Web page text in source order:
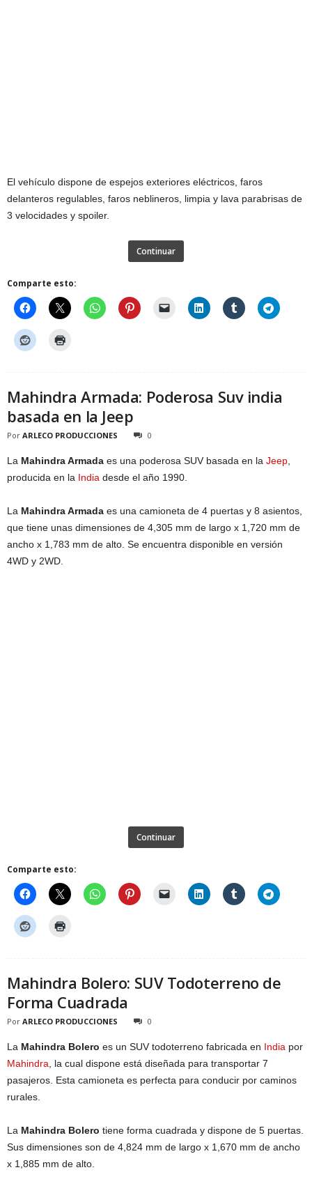
El vehículo dispone de espejos exteriores eléctricos, faros
delanteros regulables, faros neblineros, limpia y lava parabrisas de
3 velocidades y spoiler.
Continuar
Comparte esto:
Mahindra Armada: Poderosa Suv india
basada en la Jeep
Por ARLECO PRODUCCIONES 0
La Mahindra Armada es una poderosa SUV basada en la Jeep,
producida en la India desde el año 1990.
La Mahindra Armada es una camioneta de 4 puertas y 8 asientos,
que tiene unas dimensiones de 4,305 mm de largo x 1,720 mm de
ancho x 1,783 mm de alto. Se encuentra disponible en versión
4WD y 2WD.
Continuar
Comparte esto:
Mahindra Bolero: SUV Todoterreno de
Forma Cuadrada
Por ARLECO PRODUCCIONES 0
La Mahindra Bolero es un SUV todoterreno fabricada en India por
Mahindra, la cual dispone está diseñada para transportar 7
pasajeros. Esta camioneta es perfecta para conducir por caminos
rurales.
La Mahindra Bolero tiene forma cuadrada y dispone de 5 puertas.
Sus dimensiones son de 4,824 mm de largo x 1,670 mm de ancho
x 1,885 mm de alto.